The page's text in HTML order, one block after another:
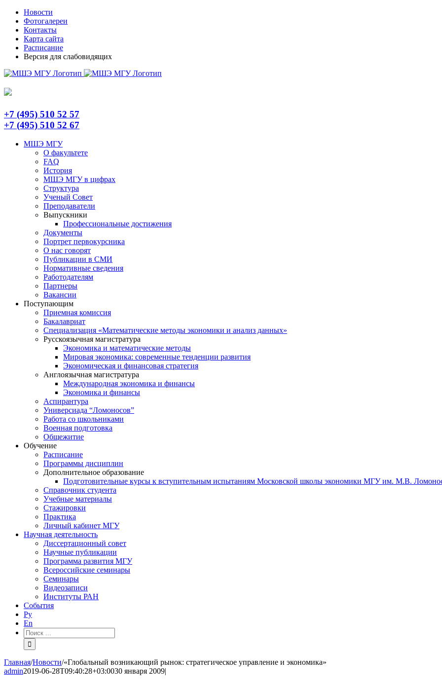
Skip
content
TelegramНовости
Фотогалереи
Контакты
Карта сайта
Расписание
Версия для слабовидящих
+7 (495) 510 52 57
+7 (495) 510 52 67
МШЭ МГУ
О факультете
FAQ
История
МШЭ МГУ в цифрах
Структура
Ученый Совет
Преподаватели
Выпускники
Профессиональные достижения
Документы
Портрет первокурсника
О нас говорят
Публикации в СМИ
Нормативные сведения
Работодателям
Партнеры
Вакансии
Поступающим
Приемная комиссия
Бакалавриат
Специализация «Математические методы экономики и анализ данных»
Русскоязычная магистратура
Экономика и математические методы
Мировая экономика: современные тенденции развития
Экономическая и финансовая стратегия
Англоязычная магистратура
Международная экономика и финансы
Экономика и финансы
Аспирантура
Универсиада “Ломоносов”
Работа со школьниками
Военная подготовка
Общежитие
Обучение
Расписание
Программы дисциплин
Дополнительное образование
Подготовительные курсы к вступительным испытаниям Московской школы экономики МГУ им. М.В.
Справочник студента
Учебные материалы
Стажировки
Практика
Личный кабинет МГУ
Научная деятельность
Диссертационный совет
Научные публикации
Программа развития МГУ
Всероссийские семинары
Семинары
Видеозаписи
Институты РАН
События
Ру
En
Результат
поиска:
Главная/Новости/«Глобальный возникающий рынок: стратегическое управление и экономика»
admin2019-06-28T09:40:28+03:0030 января 2009|